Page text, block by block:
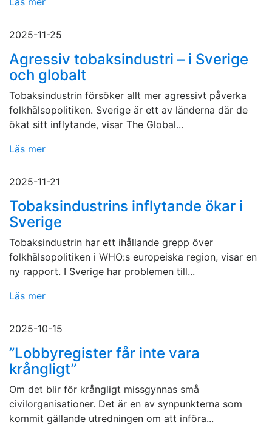
2025-11-25
Agressiv tobaksindustri – i Sverige
och globalt
Tobaksindustrin försöker allt mer agressivt påverka
folkhälsopolitiken. Sverige är ett av länderna där de
ökat sitt inflytande, visar The Global...
Läs mer
2025-11-21
Tobaksindustrins inflytande ökar i
Sverige
Tobaksindustrin har ett ihållande grepp över
folkhälsopolitiken i WHO:s europeiska region, visar en
ny rapport. I Sverige har problemen till...
Läs mer
2025-10-15
”Lobbyregister får inte vara
krångligt”
Om det blir för krångligt missgynnas små
civilorganisationer. Det är en av synpunkterna som
kommit gällande utredningen om att införa...